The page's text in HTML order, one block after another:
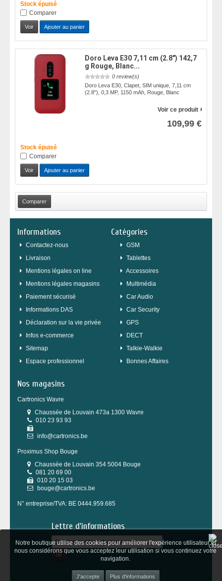
Notre boutique utilise des cookies pour améliorer l'expérience utilisateur et
nous considérons que vous acceptez leur utilisation si vous continuez votre
navigation.
Plus d'informations
Stock épuisé
Comparer
Voir Ajouter au panier
Doro Leva E30 7,11 cm (2.8") 142,7
g Rouge, Blanc...
0 review(s)
Doro Leva E30, Clapet, SIM unique, 7,11 cm
(2.8"), 0,3 MP, 1150 mAh, Rouge, Blanc
Voir ce produit
109,99 €
Stock épuisé
Comparer
Voir Ajouter au panier
Informations
Contactez-nous
Livraison
Mentions légales on line
Mentions légales magasins
Paiement sécurisé
Informations DAS
Déclaration sur la vie privée
Infos e-commerce
sitemap
Espace professionnel
Catégories
GSM
Tablettes
Accessoires
Multimédia
Car Audio
Car Security
GPS
DECT
Talkie-Walkie
Bonnes Affaires
Nos magasins
Cartronics Wavre
Chaussée de Louvain 473a 1300 Wavre
010 23 93 93
info@cartronics.be
Proximus Shop Bouge
Chaussée de Louvain 354 5004 Bouge
081 20 69 00
010 20 15 03
bouge@cartronics.be
N° entreprise/TVA: BE 0444.959.685
Lettre d'informations
ok
Powered byWepika & Tesial